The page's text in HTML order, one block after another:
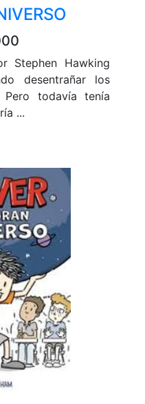
Stephen Hawking
desentrañar los
Pero todavía tenía
...